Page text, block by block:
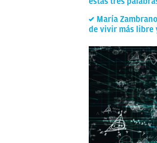
María
de vivir más libre